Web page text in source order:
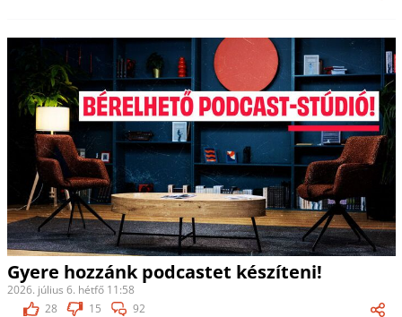
Gyere hozzánk podcastet készíteni!
2026. július 6. hétfő 11:58
28
15 92